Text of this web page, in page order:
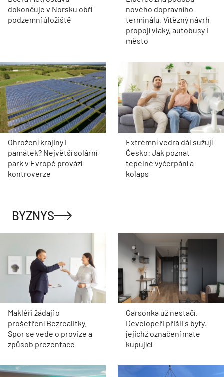
dokončuje v Norsku obří
podzemní úložiště
nového dopravního
terminálu. Vítězný návrh
propojí vlaky, autobusy i
město
Ohrožení krajiny i
památek? Největší solární
park v Evropě provází
kontroverze
Extrémní vedra dál sužují
Česko: Jak poznat
tepelné vyčerpání a
kolaps
BYZNYS
Makléři žádají o
prošetření Bezrealitky.
Spor se vede o provize a
způsob prezentace
Garsonka už nestačí.
Developeři přišli s byty,
jejichž označení mate
kupující